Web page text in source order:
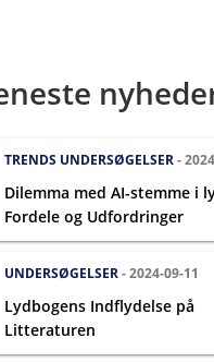
TRENDS UNDERSØGELSER-
Dilemma med AI-stemme i
Fordele og Udfordringer
UNDERSØGELSER- 2024-09-11
Lydbogens Indflydelse på
Litteraturen